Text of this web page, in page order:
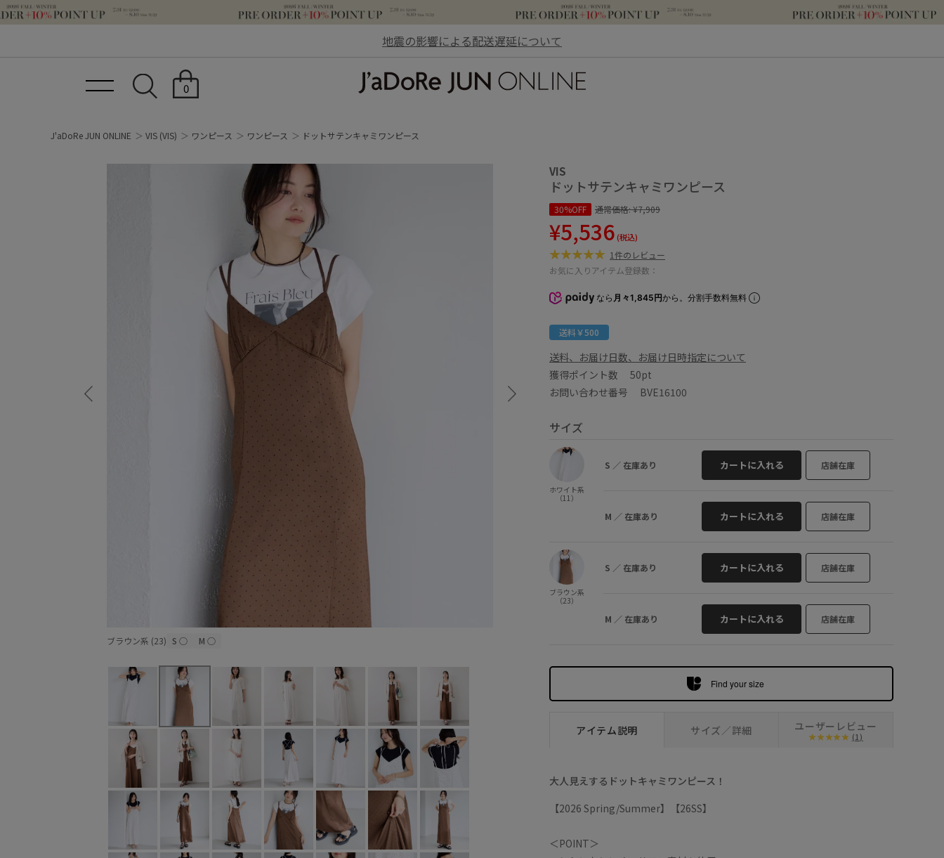
地震の影響による配送遅延について
0
J'aDoRe JUN ONLINE VIS (VIS) ワンピース ワンピース ドットサテンキャミワンピース
ブラウン系 (23) S ○ M ○
VIS
ドットサテンキャミワンピース
30%OFF 通常価格:¥7,909
¥5,536 (税込)
1件のレビュー
お気に入りアイテム登録数：
なら 月々1,845円から。分割手数料無料
送料￥500
送料、お届け日数、お届け日時指定について
獲得ポイント数 50pt
お問い合わせ番号 BVE16100
サイズ
ホワイト系
（11）
S ／ 在庫あり カートに入れる 店舗在庫
M ／ 在庫あり カートに入れる 店舗在庫
ブラウン系
（23）
S ／ 在庫あり カートに入れる 店舗在庫
M ／ 在庫あり カートに入れる 店舗在庫
Find your size
アイテム説明 サイズ／詳細 ユーザーレビュー
(1)
大人見えするドットキャミワンピース！
【2026 Spring/Summer】【26SS】
＜POINT＞